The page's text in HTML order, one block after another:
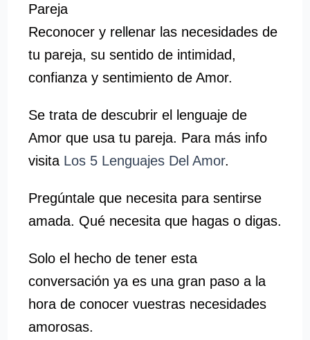
Pareja
Reconocer y rellenar las necesidades de
tu pareja, su sentido de intimidad,
confianza y sentimiento de Amor.
Se trata de descubrir el lenguaje de
Amor que usa tu pareja. Para más info
visita Los 5 Lenguajes Del Amor.
Pregúntale que necesita para sentirse
amada. Qué necesita que hagas o digas.
Solo el hecho de tener esta
conversación ya es una gran paso a la
hora de conocer vuestras necesidades
amorosas.